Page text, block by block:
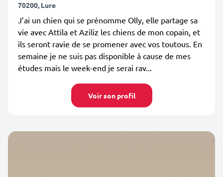
70200, Lure
J’ai un chien qui se prénomme Olly, elle partage sa
vie avec Attila et Aziliz les chiens de mon copain, et
ils seront ravie de se promener avec vos toutous. En
semaine je ne suis pas disponible à cause de mes
études mais le week-end je serai rav...
Voir son profil